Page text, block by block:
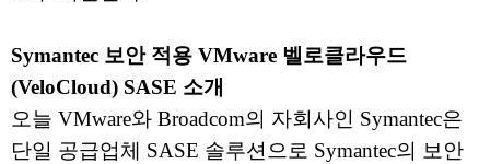
Symantec 보안 적용 VMware 벨로클라우드
(VeloCloud) SASE 소개
오늘 VMware와 Broadcom의 자회사인 Symantec은
단일 공급업체 SASE 솔루션으로 Symantec의 보안